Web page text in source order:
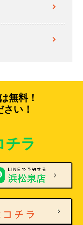
無料！
い！
チラ